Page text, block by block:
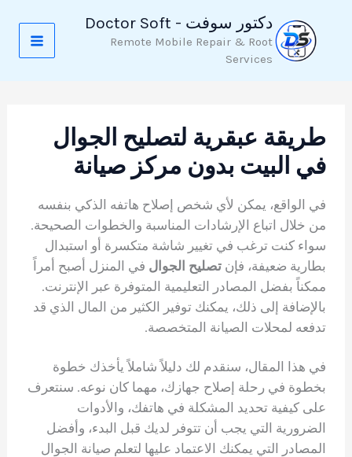
المحتوى
دكتور سوفت - Doctor Soft
Remote Mobile Repair & Root
Services
طريقة عبقرية لتصليح الجوال
في البيت بدون مركز صيانة
في الواقع، يمكن لأي شخص إصلاح هاتفه الذكي بنفسه
من خلال اتباع الإرشادات المناسبة والخطوات الصحيحة.
سواء كنت ترغب في تغيير شاشة متكسرة أو استبدال
بطارية ضعيفة، فإنتصليح الجوال في المنزل أصبح أمراً
ممكناً بفضل المصادر التعليمية المتوفرة عبر الإنترنت.
بالإضافة إلى ذلك، يمكنك توفير الكثير من المال الذي قد
تدفعه لمحلات الصيانة المتخصصة.
في هذا المقال، سنقدم لك دليلاً شاملاً يأخذك خطوة
بخطوة في رحلة إصلاح جهازك، مهما كان نوعه. سنتعرف
على كيفية تحديد المشكلة في هاتفك، والأدوات
الضرورية التي يجب أن تتوفر لديك قبل البدء، وأفضل
المصادر التي يمكنك الاعتماد عليها لتعلم صيانة الجوال